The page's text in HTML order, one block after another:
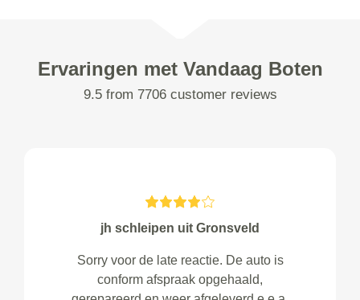
Ervaringen met Vandaag Boten
9.5 from 7706 customer reviews
jh schleipen uit Gronsveld
Sorry voor de late reactie. De auto is
conform afspraak opgehaald,